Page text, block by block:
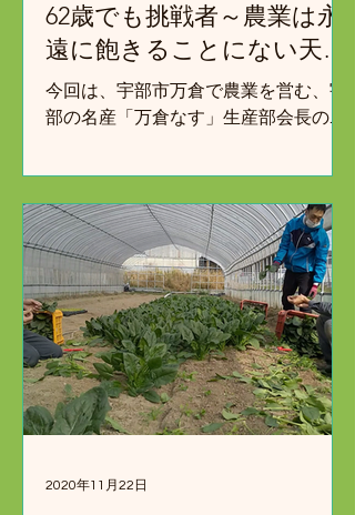
62歳でも挑戦者～農業は永
遠に飽きることにない天職
～
今回は、宇部市万倉で農業を営む、宇
部の名産「万倉なす」生産部会長の西
に栽培。 「万倉なす」はブランド名で
あり、品種は「大成なす」という、皮
が柔らかくて食べやすいメリット...
2020年11月22日